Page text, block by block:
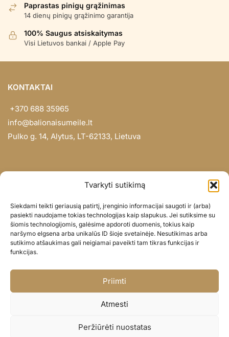
Tvarkyti sutikimą
Siekdami teikti geriausią patirtį, įrenginio informacijai saugoti ir (arba)
pasiekti naudojame tokias technologijas kaip slapukus. Jei sutiksime su
šiomis technologijomis, galėsime apdoroti duomenis, tokius kaip
naršymo elgsena arba unikalūs ID šioje svetainėje. Nesutikimas arba
sutikimo atšaukimas gali neigiamai paveikti tam tikras funkcijas ir
funkcijas.
Priimti
Atmesti
Peržiūrėti nuostatas
Paprastas pinigų grąžinimas
14 dienų pinigų grąžinimo garantija
100% Saugus atsiskaitymas
Visi Lietuvos bankai / Apple Pay
KONTAKTAI
+370 688 35965
info@balionaisumeile.lt
Pulko g. 14, Alytus, LT-62133, Lietuva
Didmena
Darbų portfolio
Privatumo politika
Parduotuvės politika
© BALIONAISUMEILE 2024